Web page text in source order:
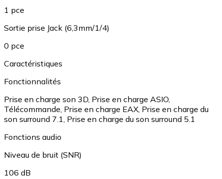
1 pce
Sortie prise Jack (6,3mm/1/4)
0 pce
Caractéristiques
Fonctionnalités
Prise en charge son 3D, Prise en charge ASIO,
Télécommande, Prise en charge EAX, Prise en charge du
son surround 7.1, Prise en charge du son surround 5.1
Fonctions audio
Niveau de bruit (SNR)
106 dB